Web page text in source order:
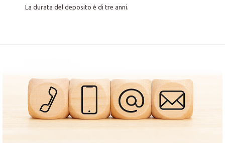
La durata del deposito è di tre anni.